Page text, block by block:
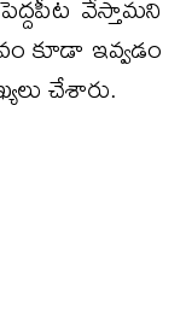
కూడా ఇవ్వడం
చేశారు.